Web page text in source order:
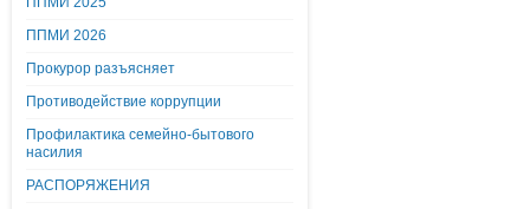
ППМИ 2026
Прокурор разъясняет
Противодействие коррупции
Профилактика семейно-бытового
насилия
РАСПОРЯЖЕНИЯ